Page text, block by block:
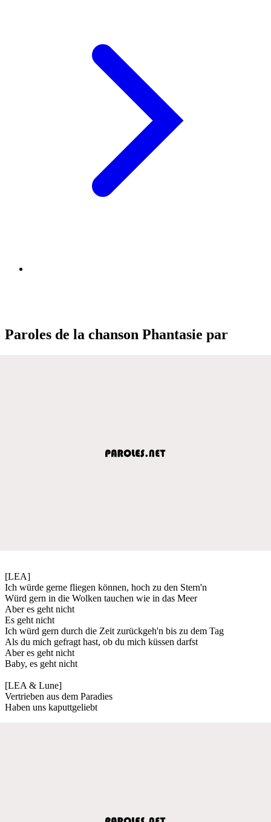
Paroles de la chanson Phantasie par
[LEA]
Ich würde gerne fliegen können, hoch zu den Stern'n
Würd gern in die Wolken tauchen wie in das Meer
Aber es geht nicht
Es geht nicht
Ich würd gern durch die Zeit zurückgeh'n bis zu dem Tag
Als du mich gefragt hast, ob du mich küssen darfst
Aber es geht nicht
Baby, es geht nicht
[LEA & Lune]
Vertrieben aus dem Paradies
Haben uns kaputtgeliebt